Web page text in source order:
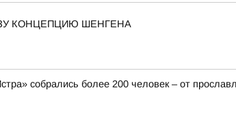
КОНЦЕПЦИЮ ШЕНГЕНА
собрались более 200 человек – от